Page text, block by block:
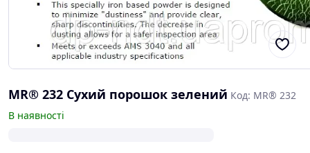
MR® 232 Сухий порошок зелений Код: MR® 232
В наявності